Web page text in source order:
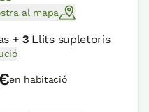
al mapa
+3Llits supletoris
en habitació